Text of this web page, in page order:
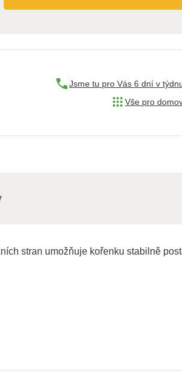
Jsme tu pro Vás 6 dní v
Vše pro
stran umožňuje kořenku stabilně